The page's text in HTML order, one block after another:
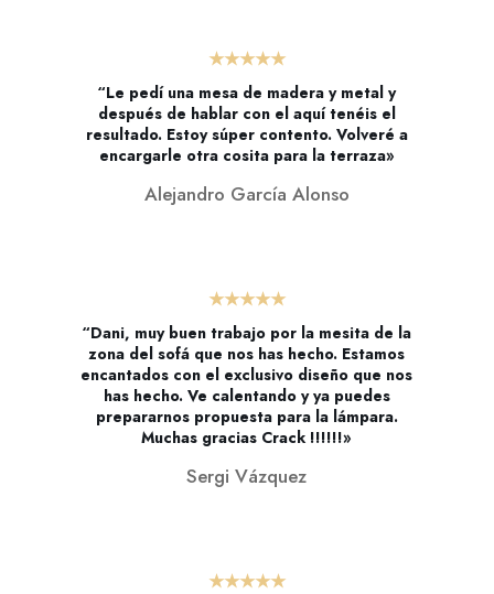
★★★★★
“Le pedí una mesa de madera y metal y
después de hablar con el aquí tenéis el
resultado. Estoy súper contento. Volveré a
encargarle otra cosita para la terraza»
Alejandro García Alonso
★★★★★
“Dani, muy buen trabajo por la mesita de la
zona del sofá que nos has hecho. Estamos
encantados con el exclusivo diseño que nos
has hecho. Ve calentando y ya puedes
prepararnos propuesta para la lámpara.
Muchas gracias Crack !!!!!!»
Sergi Vázquez
★★★★★